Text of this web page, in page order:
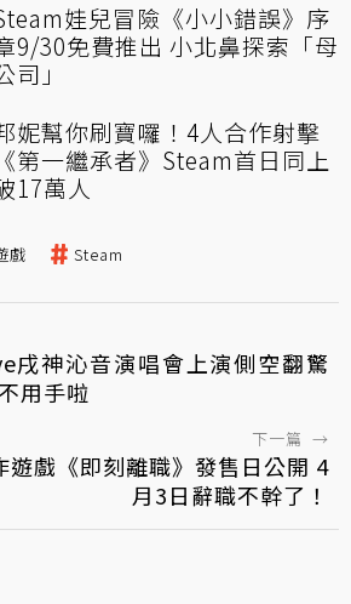
娃兒冒險《小小錯誤》序
9/30免費推出 小北鼻探索「母
司」
妮幫你刷寶囉！4人合作射擊
《第一繼承者》Steam首日同上
17萬人
戲 Steam
戌神沁音演唱會上演側空翻驚
用手啦
下一篇 →
戲《即刻離職》發售日公開 4
月3日辭職不幹了！